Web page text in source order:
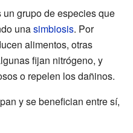
grupo de especies que
unasimbiosis. Por
alimentos, otras
fijan nitrógeno, y
o repelen los dañinos.
y se benefician entre sí,